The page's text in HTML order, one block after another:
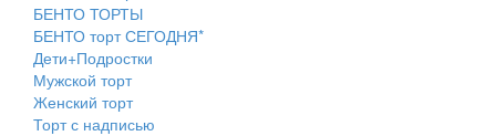
БЕНТО ТОРТЫ
БЕНТО торт СЕГОДНЯ*
Дети+Подростки
Мужской торт
Женский торт
Торт с надписью